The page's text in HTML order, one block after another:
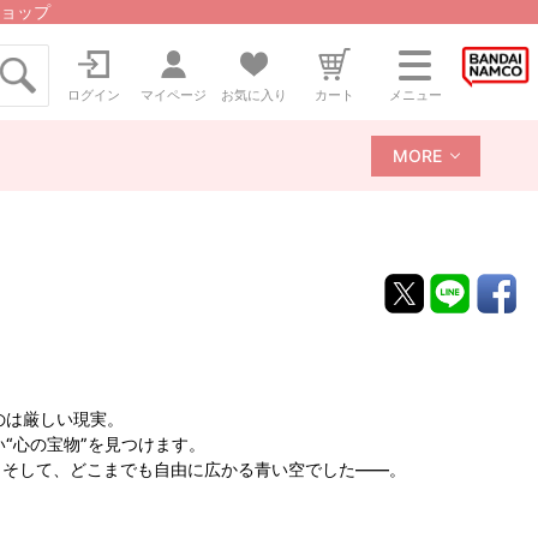
ップ
ログイン マイページ お気に入り カート メニュー
MORE
厳しい現実。
の宝物”を見つけます。
して、どこまでも自由に広かる青い空でした――。